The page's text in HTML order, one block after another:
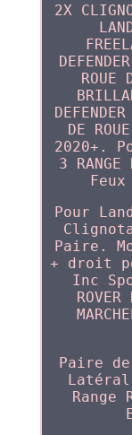
2X
ROUE
DE
2020+.
3
Pour
Paire.
+ droit
Inc
Paire
Latéral
Range